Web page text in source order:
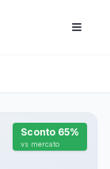
Sconto 65%
vs mercato